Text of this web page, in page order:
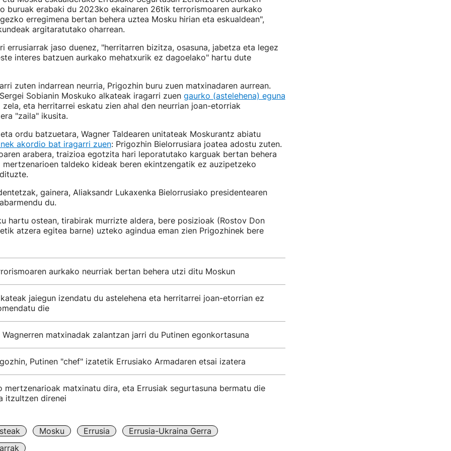
buruak erabaki du 2023ko ekainaren 26tik terrorismoaren aurkako
erregimena bertan behera uztea Mosku hirian eta eskualdean",
argitaratutako oharrean.
errusiarrak jaso duenez, "herritarren bizitza, osasuna, jabetza eta legez
interes batzuen aurkako mehatxurik ez dagoelako" hartu dute
zuten indarrean neurria, Prigozhin buru zuen matxinadaren aurrean.
Sobianin Moskuko alkateak iragarri zuen gaurko (astelehena) eguna
eta herritarrei eskatu zien ahal den neurrian joan-etorriak
"zaila" ikusita.
ordu batzuetara, Wagner Taldearen unitateak Moskurantz abiatu
akordio bat iragarri zuen: Prigozhin Bielorrusiara joatea adostu zuten.
arabera, traizioa egotzita hari leporatutako karguak bertan behera
taldeko kideak beren ekintzengatik ez auzipetzeko
gainera, Aliaksandr Lukaxenka Bielorrusiako presidentearen
du.
hartu ostean, tirabirak murrizte aldera, bere posizioak (Rostov Don
atzera egitea barne) uzteko agindua eman zien Prigozhinek bere
aurkako neurriak bertan behera utzi ditu Moskun
jaiegun izendatu du astelehena eta herritarrei joan-etorrian ez
die
matxinadak zalantzan jarri du Putinen egonkortasuna
Putinen "chef" izatetik Errusiako Armadaren etsai izatera
mertzenarioak matxinatu dira, eta Errusiak segurtasuna bermatu die
itzultzen direnei
Mosku Errusia
Errusia-Ukraina Gerra